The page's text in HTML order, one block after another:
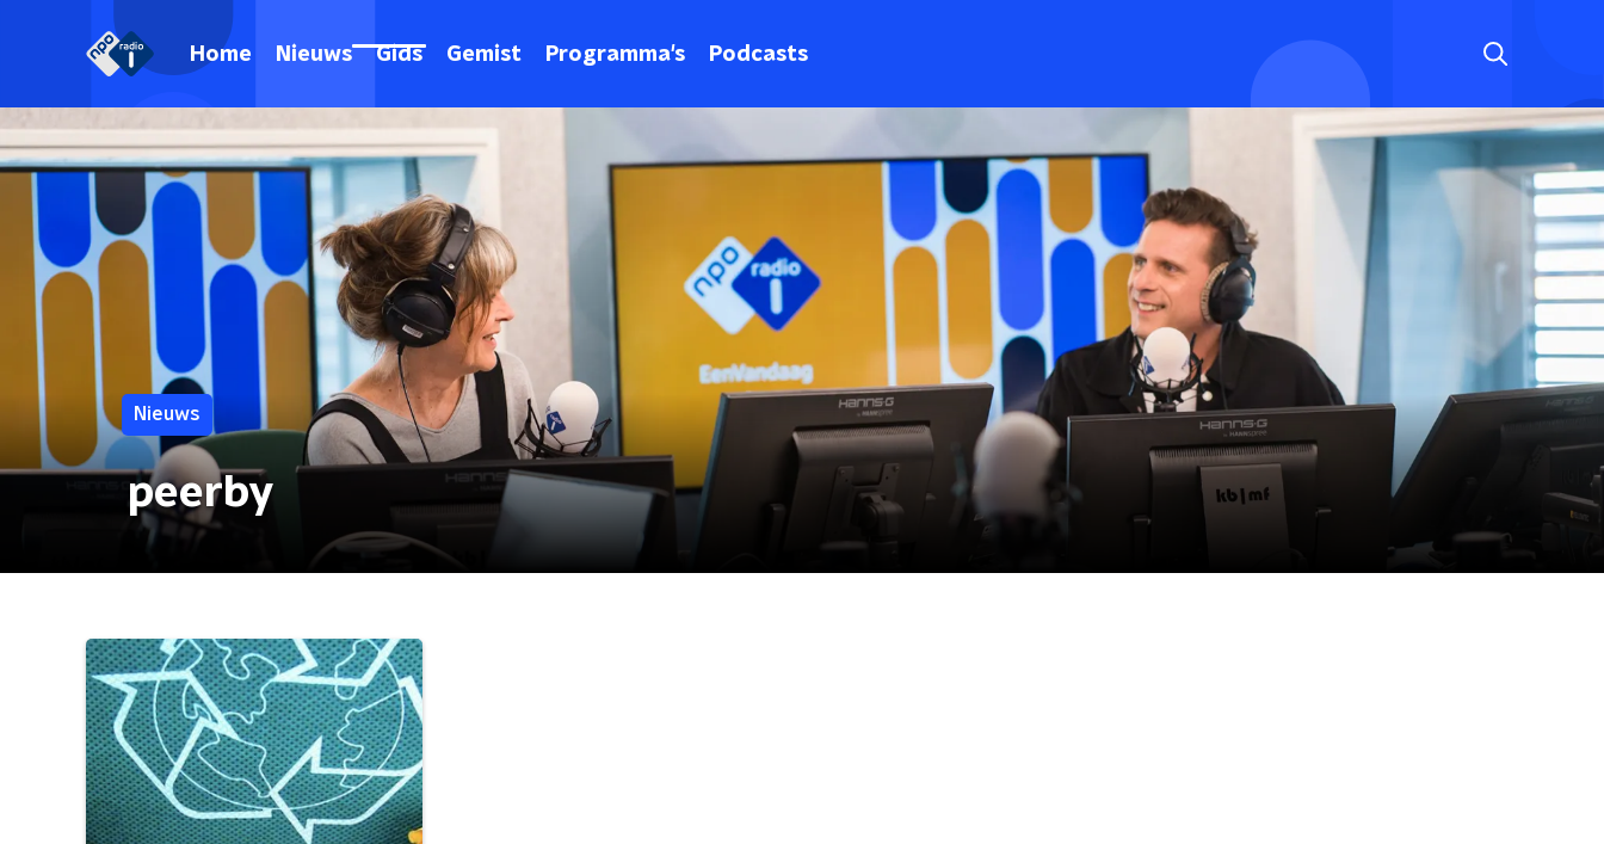
Home Nieuws Gids Gemist Programma's Podcasts
Nieuws
peerby